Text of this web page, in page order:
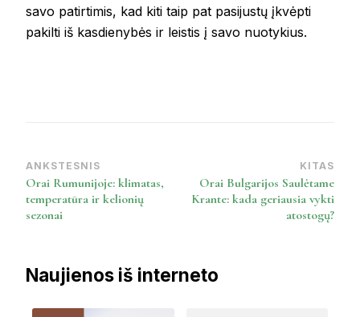
savo patirtimis, kad kiti taip pat pasijustų įkvėpti
pakilti iš kasdienybės ir leistis į savo nuotykius.
Post
Navigation
ANKSTESNIS
Orai Rumunijoje: klimatas,
temperatūra ir kelionių
sezonai
KITAS
Orai Bulgarijos Saulėtame
Krante: kada geriausia vykti
atostogų?
Naujienos iš interneto